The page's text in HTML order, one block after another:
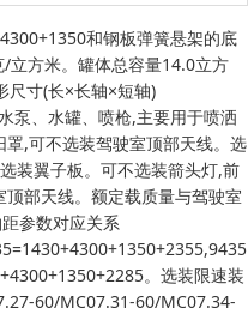
和钢板弹簧悬架的底
立方米。罐体总容量14.0立方
尺寸(长×长轴×短轴)
泵、水罐、喷枪,主要用于喷洒
,可不选装驾驶室顶部天线。选
装翼子板。可不选装箭头灯,前
部天线。额定载质量与驾驶室
参数对应关系
。选装限速装
60/MC07.31-60/MC07.34-